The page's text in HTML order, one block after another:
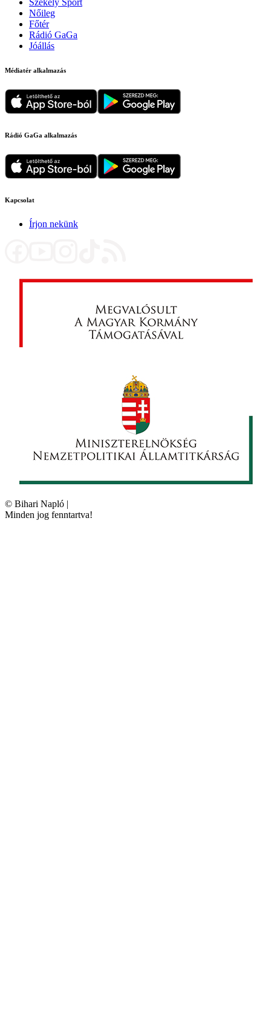
Székely Sport
Nőileg
Főtér
Rádió GaGa
Jóállás
Médiatér alkalmazás
Rádió GaGa alkalmazás
Kapcsolat
Írjon nekünk
© Bihari Napló |
Minden jog fenntartva!